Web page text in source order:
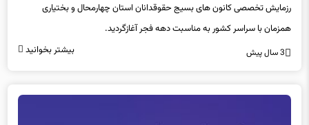
رزمایش تخصصی کانون های بسیج حقوقدانان استان چهارمحال و بختیاری
همزمان با سراسر کشور به مناسبت دهه فجر آغازگردید.
3 سال پیش بیشتر بخوانید